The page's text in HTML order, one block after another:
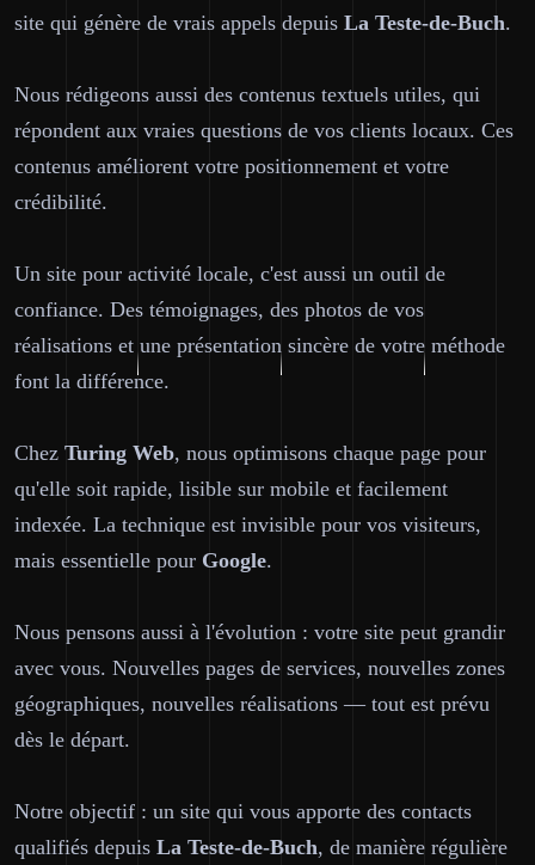
site qui génère de vrais appels depuis La Teste-de-Buch.
Nous rédigeons aussi des contenus textuels utiles, qui
répondent aux vraies questions de vos clients locaux. Ces
contenus améliorent votre positionnement et votre
crédibilité.
Un site pour activité locale, c'est aussi un outil de
confiance. Des témoignages, des photos de vos
réalisations et une présentation sincère de votre méthode
font la différence.
Chez Turing Web, nous optimisons chaque page pour
qu'elle soit rapide, lisible sur mobile et facilement
indexée. La technique est invisible pour vos visiteurs,
mais essentielle pour Google.
Nous pensons aussi à l'évolution : votre site peut grandir
avec vous. Nouvelles pages de services, nouvelles zones
géographiques, nouvelles réalisations — tout est prévu
dès le départ.
Notre objectif : un site qui vous apporte des contacts
qualifiés depuis La Teste-de-Buch, de manière régulière